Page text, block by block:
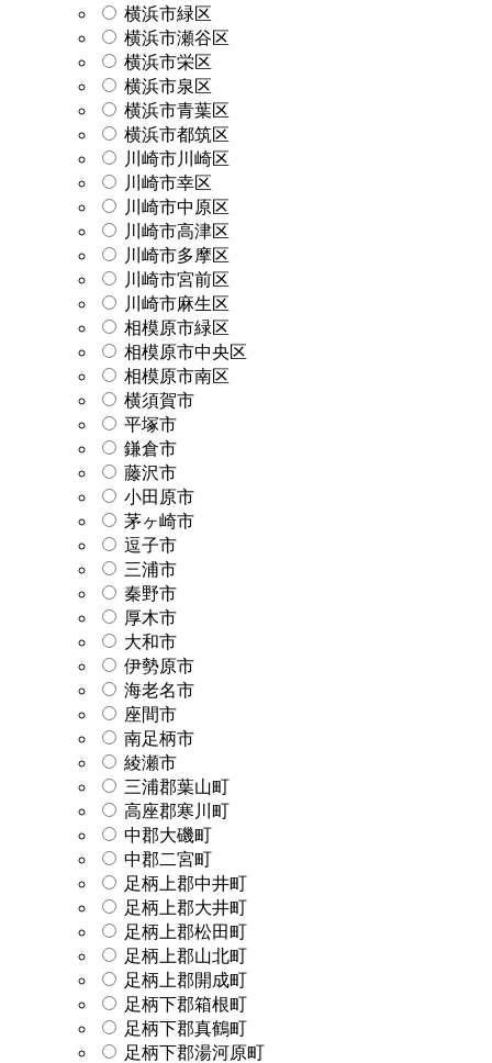
横浜市緑区
横浜市瀬谷区
横浜市栄区
横浜市泉区
横浜市青葉区
横浜市都筑区
川崎市川崎区
川崎市幸区
川崎市中原区
川崎市高津区
川崎市多摩区
川崎市宮前区
川崎市麻生区
相模原市緑区
相模原市中央区
相模原市南区
横須賀市
平塚市
鎌倉市
藤沢市
小田原市
茅ヶ崎市
逗子市
三浦市
秦野市
厚木市
大和市
伊勢原市
海老名市
座間市
南足柄市
綾瀬市
三浦郡葉山町
高座郡寒川町
中郡大磯町
中郡二宮町
足柄上郡中井町
足柄上郡大井町
足柄上郡松田町
足柄上郡山北町
足柄上郡開成町
足柄下郡箱根町
足柄下郡真鶴町
足柄下郡湯河原町